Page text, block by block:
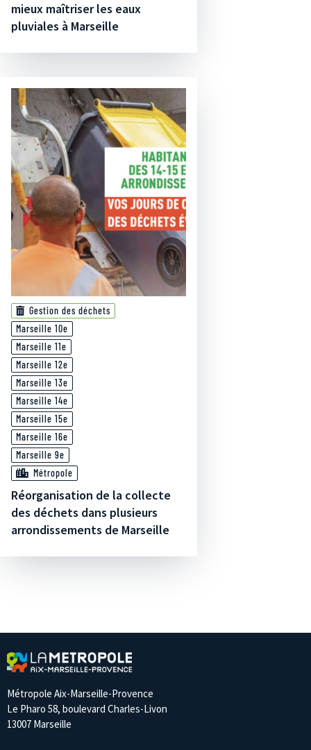
mieux maîtriser les eaux
pluviales à Marseille
Gestion des déchets
Marseille 10e
Marseille 11e
Marseille 12e
Marseille 13e
Marseille 14e
Marseille 15e
Marseille 16e
Marseille 9e
Métropole
Réorganisation de la collecte
des déchets dans plusieurs
arrondissements de Marseille
Métropole Aix-Marseille-Provence
Le Pharo 58, boulevard Charles-Livon
13007 Marseille